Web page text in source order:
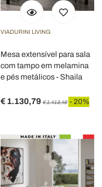
VIADURINI LIVING
Mesa extensível para sala
com tampo em melamina
e pés metálicos - Shaila
€ 1.130,79 € 1.413,49 - 20%